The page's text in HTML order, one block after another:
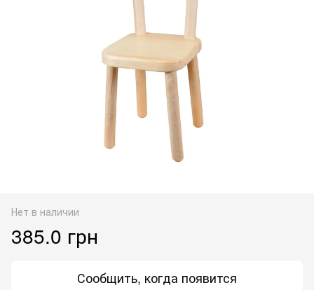
Нет в наличии
385.0 грн
Сообщить, когда появится